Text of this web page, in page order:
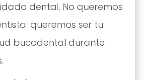
dental. No queremos
queremos ser tu
bucodental durante